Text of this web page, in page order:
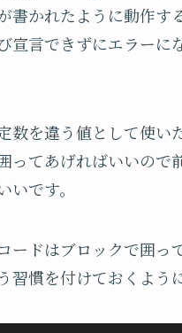
書かれたように動作す
宣言できずにエラーに
数を違う値として使い
ってあげればいいので
いです。
ードはブロックで囲っ
習慣を付けておくよう